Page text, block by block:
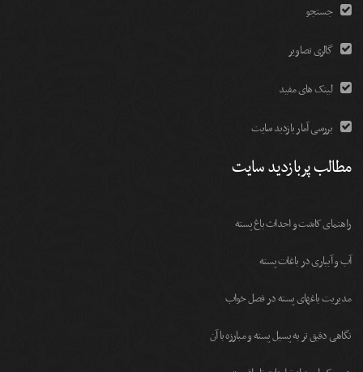
جستجو
گالری تصاویر
لینک های مفید
بررسی آمار بازدید سایت
مطالب پربازدید سایت
راهنمای کاشت و احداث باغ پسته
آب و آبیاری در باغات پسته
مديريت باغهای پسته در فصل خواب
نگاهی دقیق تر به پسیل پسته و مبارزه با آن